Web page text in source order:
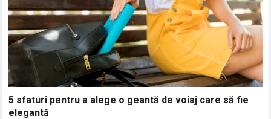
5 sfaturi pentru a alege o geantă de voiaj care să fie
elegantă